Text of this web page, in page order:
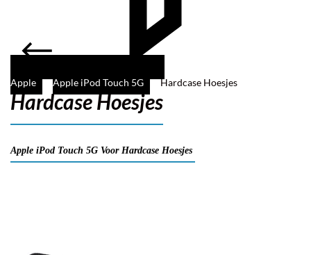
Filter
Apple Apple iPod Touch 5G Hardcase Hoesjes
Hardcase Hoesjes
Apple iPod Touch 5G Voor Hardcase Hoesjes